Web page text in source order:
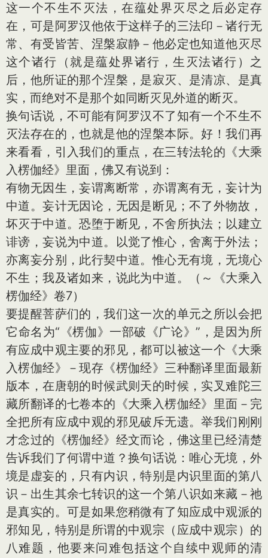
这一个不生不灭法，在蕴处界灭尽之后必定存
在，可是阿罗汉他依于这样子的三法印－诸行无
常、有受皆苦、涅槃寂静－他必定也知道他灭尽
这个诸行（就是蕴处界诸行，生灭法诸行）之
后，他所证的那个涅槃，是寂灭、是清凉、是真
实，而绝对不是那个如同断灭见外道的断灭。
换句话说，不可能有阿罗汉不了知有一个不生不
灭法存在的，也就是他的涅槃本际。好！我们再
来看看，引入我们的重点，在三转法轮的《大乘
入楞伽经》里面，佛又有说到：
有物无因生，妄谓离断常，亦谓离有无，妄计为
中道。妄计无因论，无因是断见；不了外物故，
坏灭于中道。恐堕于断见，不舍所执法；以建立
诽谤，妄说为中道。以觉了惟心，舍离于外法；
亦离妄分别，此行契中道。惟心无有境，无境心
不生；我及诸如来，说此为中道。（～《大乘入
楞伽经》卷7）
要提醒菩萨们的，我们这一次的单元之所以会把
它命名为“《楞伽》一部破《广论》”，是因为所
有应成中观主要的邪见，都可以被这一个《大乘
入楞伽经》－现存《楞伽经》三种翻译里面最新
版本，在唐朝的时候武则天的时候，实叉难陀三
藏所翻译的七卷本的《大乘入楞伽经》里面－完
全把所有应成中观的邪见破斥无遗。举我们刚刚
才念过的《楞伽经》经文而论，佛这里已经清楚
告诉我们了何谓中道？换句话说：唯心无境，外
境是虚妄的，只有内识，特别是内识里面的第八
识－出生其余七转识的这一个第八识如来藏－祂
是真实的。可是如果您稍微有了知应成中观派的
邪知见，特别是所谓的中观宗（应成中观宗）的
八难题，他要来问难包括这个自续中观师的清